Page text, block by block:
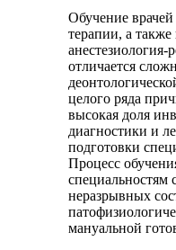
Обучение
терапии, а также
анестезиология-
отличается
целого ряда
высокая доля
диагностики и
подготовки
Процесс
специальностям
неразрывных
мануальной